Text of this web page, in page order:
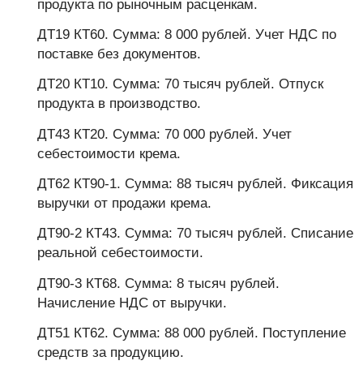
продукта по рыночным расценкам.
ДТ19 КТ60. Сумма: 8 000 рублей. Учет НДС по
поставке без документов.
ДТ20 КТ10. Сумма: 70 тысяч рублей. Отпуск
продукта в производство.
ДТ43 КТ20. Сумма: 70 000 рублей. Учет
себестоимости крема.
ДТ62 КТ90-1. Сумма: 88 тысяч рублей. Фиксация
выручки от продажи крема.
ДТ90-2 КТ43. Сумма: 70 тысяч рублей. Списание
реальной себестоимости.
ДТ90-3 КТ68. Сумма: 8 тысяч рублей.
Начисление НДС от выручки.
ДТ51 КТ62. Сумма: 88 000 рублей. Поступление
средств за продукцию.